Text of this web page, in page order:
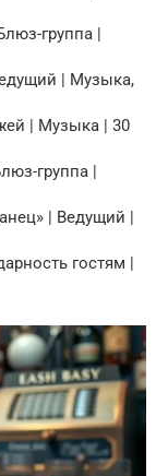
группа |
| Музыка,
| Музыка | 30
группа |
| Ведущий |
гостям |